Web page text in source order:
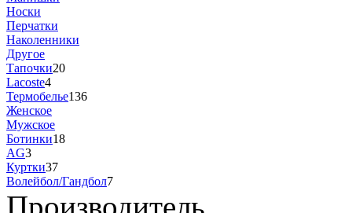
Носки
Перчатки
Наколенники
Другое
Тапочки20
Lacoste4
Термобелье136
Женское
Мужское
Ботинки18
AG3
Куртки37
Волейбол/Гандбол7
Производитель